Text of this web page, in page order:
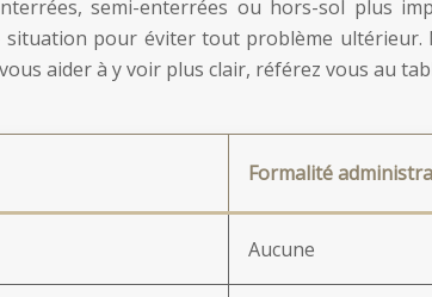
semi-enterrées ou hors-sol plus
pour éviter tout problème ultérieur.
aider à y voir plus clair, référez vous au
Formalité
Aucune